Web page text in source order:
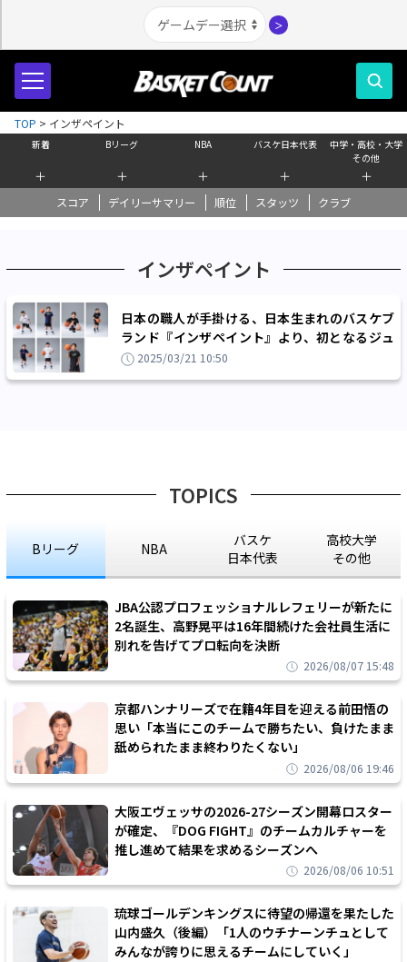
＞
新着
＋
Bリーグ
＋
NBA
＋
バスケ日本代表
＋
中学・高校・大学
その他
＋
スコア デイリーサマリー 順位 スタッツ クラブ
TOP > インザペイント
インザペイント
日本の職人が手掛ける、日本生まれのバスケブ
ランド『インザペイント』より、初となるジュ
ニアラインナップが新登場！
2025/03/21 10:50
TOPICS
Bリーグ NBA
バスケ
日本代表
高校大学
その他
JBA公認プロフェッショナルレフェリーが新たに
2名誕生、高野晃平は16年間続けた会社員生活に
別れを告げてプロ転向を決断
2026/08/07 15:48
京都ハンナリーズで在籍4年目を迎える前田悟の
思い「本当にこのチームで勝ちたい、負けたまま
舐められたまま終わりたくない」
2026/08/06 19:46
大阪エヴェッサの2026-27シーズン開幕ロスター
が確定、『DOG FIGHT』のチームカルチャーを
推し進めて結果を求めるシーズンへ
2026/08/06 10:51
琉球ゴールデンキングスに待望の帰還を果たした
山内盛久（後編）「1人のウチナーンチュとして
みんなが誇りに思えるチームにしていく」